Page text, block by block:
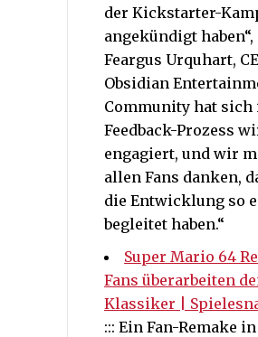
der Kickstarter-
angekündigt haben“,
Feargus Urquhart,
Obsidian
Community hat sich
Feedback-Prozess
engagiert, und wir
allen Fans danken,
die Entwicklung so
begleitet haben.“
Super Mario 64
Fans überarbeiten
Klassiker |
::: Ein Fan-Remake